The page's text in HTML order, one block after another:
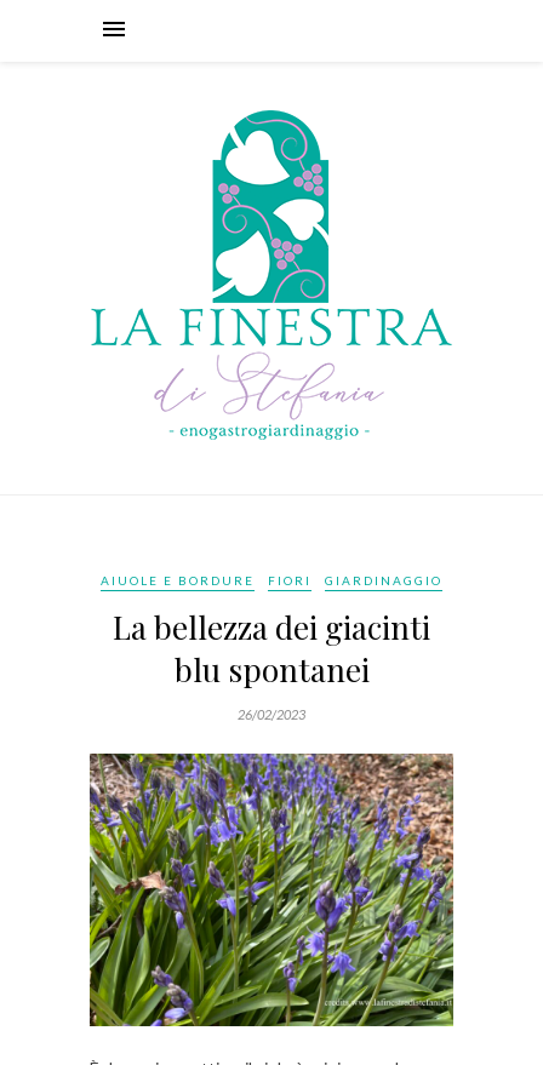
AIUOLE E BORDURE FIORI GIARDINAGGIO
La bellezza dei giacinti
blu spontanei
26/02/2023